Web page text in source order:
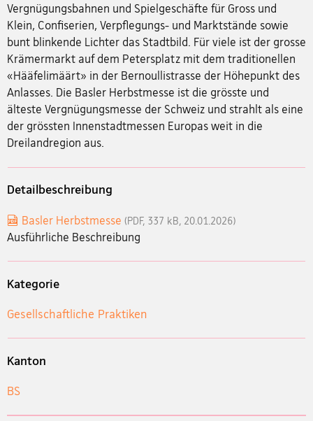
Vergnügungsbahnen und Spielgeschäfte für Gross und
Klein, Confiserien, Verpflegungs- und Marktstände sowie
bunt blinkende Lichter das Stadtbild. Für viele ist der grosse
Krämermarkt auf dem Petersplatz mit dem traditionellen
«Hääfelimäärt» in der Bernoullistrasse der Höhepunkt des
Anlasses. Die Basler Herbstmesse ist die grösste und
älteste Vergnügungsmesse der Schweiz und strahlt als eine
der grössten Innenstadtmessen Europas weit in die
Dreilandregion aus.
Detailbeschreibung
Basler Herbstmesse (PDF, 337 kB, 20.01.2026)
Ausführliche Beschreibung
Kategorie
Gesellschaftliche Praktiken
Kanton
BS